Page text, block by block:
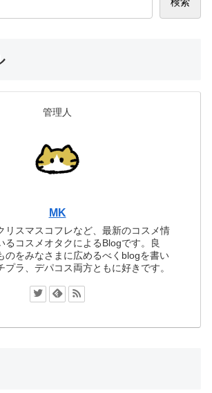
検索
管理人
MK
リスマスコフレなど、最新のコスメ情
るコスメオタクによるBlogです。良
のをみなさまに広めるべくblogを書い
プラ、デパコス両方ともに好きです。